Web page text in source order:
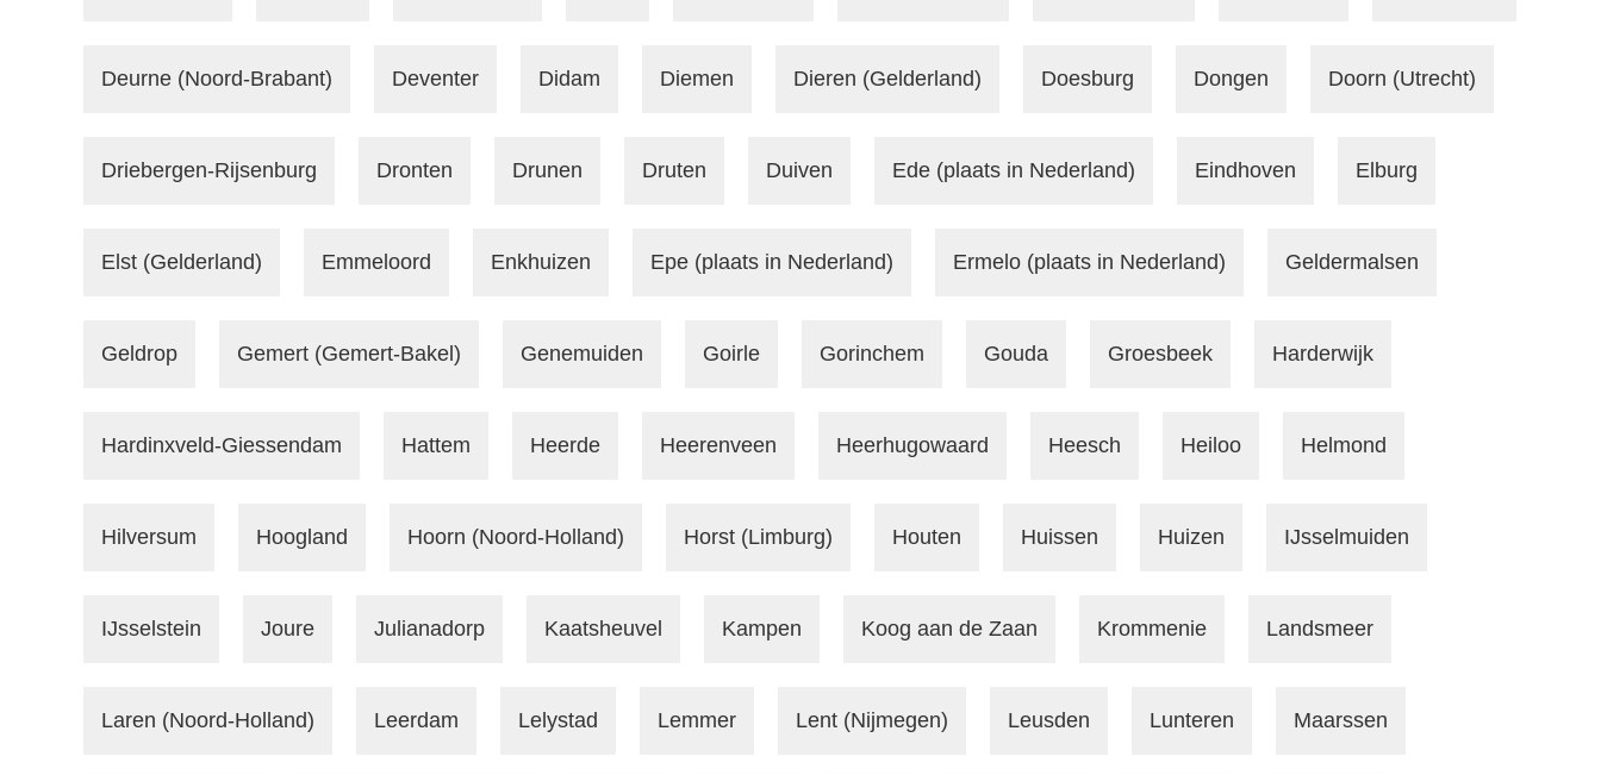
Deurne (Noord-Brabant) Deventer Didam Diemen Dieren (Gelderland) Doesburg Dongen Doorn (Utrecht)
Driebergen-Rijsenburg Dronten Drunen Druten Duiven Ede (plaats in Nederland) Eindhoven Elburg
Elst (Gelderland) Emmeloord Enkhuizen Epe (plaats in Nederland) Ermelo (plaats in Nederland) Geldermalsen
Geldrop Gemert (Gemert-Bakel) Genemuiden Goirle Gorinchem Gouda Groesbeek Harderwijk
Hardinxveld-Giessendam Hattem Heerde Heerenveen Heerhugowaard Heesch Heiloo Helmond
Hilversum Hoogland Hoorn (Noord-Holland) Horst (Limburg) Houten Huissen Huizen IJsselmuiden
IJsselstein Joure Julianadorp Kaatsheuvel Kampen Koog aan de Zaan Krommenie Landsmeer
Laren (Noord-Holland) Leerdam Lelystad Lemmer Lent (Nijmegen) Leusden Lunteren Maarssen